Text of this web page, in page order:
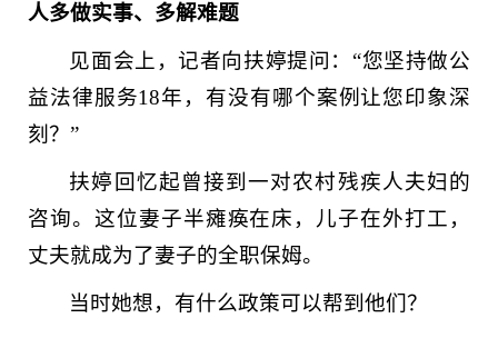
人多做实事、多解难题
见面会上，记者向扶婷提问：“您坚持做公
益法律服务18年，有没有哪个案例让您印象深
刻？”
扶婷回忆起曾接到一对农村残疾人夫妇的
咨询。这位妻子半瘫痪在床，儿子在外打工，
丈夫就成为了妻子的全职保姆。
当时她想，有什么政策可以帮到他们？